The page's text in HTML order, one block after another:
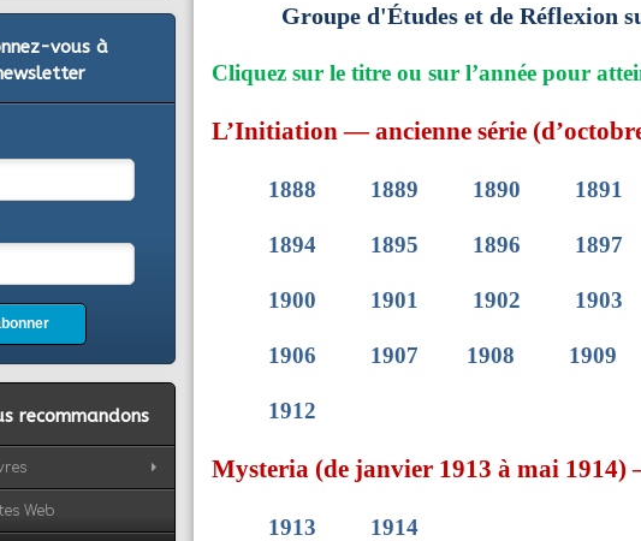
Groupe d'Études et de Réflexion
Cliquez sur le titre ou sur l’année pour
L’Initiation — ancienne série
1888 1889 1890 1891
1894 1895 1896 1897
1900 1901 1902 1903
1906 1907 1908 1909
1912
Mysteria (de janvier 1913 à mai 1914)
1913 1914
vous à
recommandons
Web